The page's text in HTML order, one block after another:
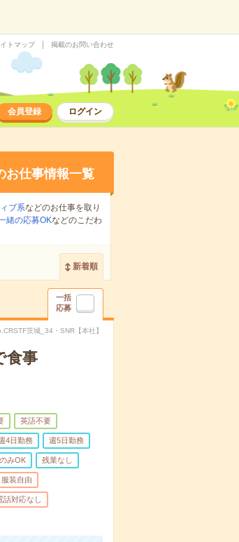
トマップ 掲載のお問い合わせ
会員登録 ログイン
お仕事情報一覧
ブ系などのお仕事を取り
緒の応募OKなどのこだわ
新着順
一括
応募
茨城_34・SNR【本社】
食事
英語不要
4日勤務 週5日勤務
みOK 残業なし
服装自由
話対応なし